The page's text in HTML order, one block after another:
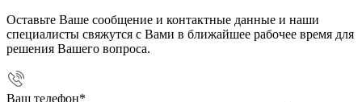
Оставьте Ваше сообщение и контактные данные и наши
специалисты свяжутся с Вами в ближайшее рабочее время для
решения Вашего вопроса.
Ваш телефон*